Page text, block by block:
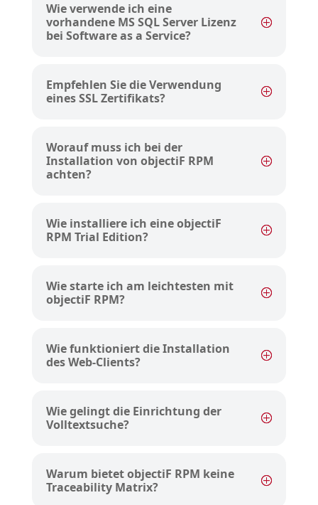
Wie verwende ich eine
vorhandene MS SQL Server Lizenz
bei Software as a Service?
Empfehlen Sie die Verwendung
eines SSL Zertifikats?
Worauf muss ich bei der
Installation von objectiF RPM
achten?
Wie installiere ich eine objectiF
RPM Trial Edition?
Wie starte ich am leichtesten mit
objectiF RPM?
Wie funktioniert die Installation
des Web-Clients?
Wie gelingt die Einrichtung der
Volltextsuche?
Warum bietet objectiF RPM keine
Traceability Matrix?